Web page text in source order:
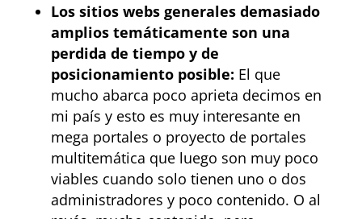
Los sitios webs generales demasiado
amplios temáticamente son una
perdida de tiempo y de
posicionamiento posible: El que
mucho abarca poco aprieta decimos en
mi país y esto es muy interesante en
mega portales o proyecto de portales
multitemática que luego son muy poco
viables cuando solo tienen uno o dos
administradores y poco contenido. O al